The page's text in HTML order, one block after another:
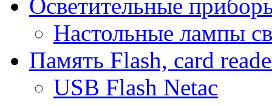
Осветительные
Настольные лампы
Память Flash, card
USB Flash Netac